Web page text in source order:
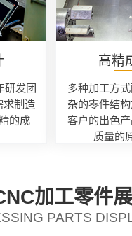
研发团
求制造
的成
高精
多种加工方
杂的零件结
客户的出色
质量的
加工零件
PARTS